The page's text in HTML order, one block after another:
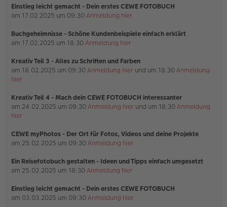
Einstieg leicht gemacht - Dein erstes CEWE FOTOBUCH
am 17.02.2025 um 09:30Anmeldung hier
Buchgeheimnisse - Schöne Kundenbeispiele einfach erklärt
am 17.02.2025 um 18:30Anmeldung hier
Kreativ Teil 3 - Alles zu Schriften und Farben
am 18.02.2025 um 09:30Anmeldung hier und um 18:30Anmeldung
hier
Kreativ Teil 4 - Mach dein CEWE FOTOBUCH interessanter
am 24.02.2025 um 09:30Anmeldung hier und um 18:30Anmeldung
hier
CEWE myPhotos - Der Ort für Fotos, Videos und deine Projekte
am 25.02.2025 um 09:30Anmeldung hier
Ein Reisefotobuch gestalten - Ideen und Tipps einfach umgesetzt
am 25.02.2025 um 18:30Anmeldung hier
Einstieg leicht gemacht - Dein erstes CEWE FOTOBUCH
am 03.03.2025 um 09:30Anmeldung hier